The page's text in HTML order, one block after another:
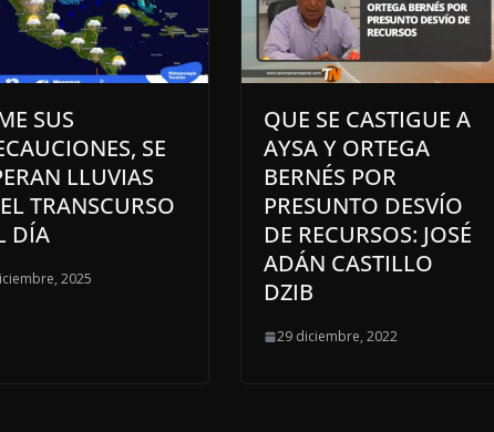
SUS
SE
LLUVIAS
TRANSCURSO
DÍA
2025
QUE SE CASTIGUE A
AYSA Y ORTEGA
BERNÉS POR
PRESUNTO DESVÍO
DE RECURSOS: JOSÉ
ADÁN CASTILLO
DZIB
29 diciembre, 2022